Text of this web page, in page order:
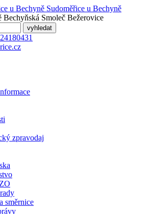
Sudoměřice u Bechyně
Bechyňská Smoleč Bežerovice
zpravodaj
směrnice